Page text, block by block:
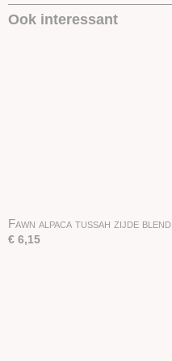
Ook interessant
Fawn alpaca tussah zijde blend
€ 6,15